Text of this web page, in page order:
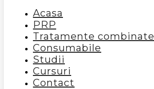
Acasa
PRP
Tratamente combinate
Consumabile
Studii
Cursuri
Contact